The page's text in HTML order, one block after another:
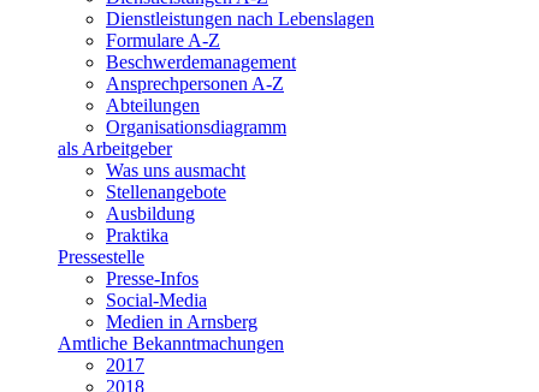
Dienstleistungen nach Lebenslagen
Formulare A-Z
Beschwerdemanagement
Ansprechpersonen A-Z
Abteilungen
Organisationsdiagramm
als Arbeitgeber
Was uns ausmacht
Stellenangebote
Ausbildung
Praktika
Pressestelle
Presse-Infos
Social-Media
Medien in Arnsberg
Amtliche Bekanntmachungen
2017
2018